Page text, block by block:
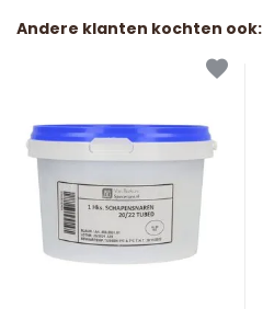
Andere klanten kochten ook: